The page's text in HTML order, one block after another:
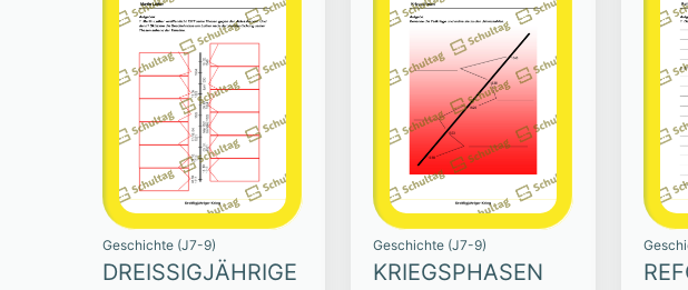
Geschichte (J7-9)
DREISSIGJÄHRIGER
Geschichte (J7-9)
KRIEGSPHASEN